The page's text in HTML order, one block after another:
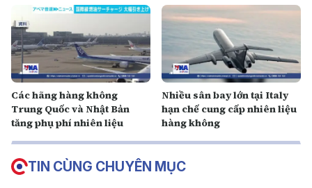
Các hãng hàng không
Trung Quốc và Nhật Bản
tăng phụ phí nhiên liệu
Nhiều sân bay lớn tại Italy
hạn chế cung cấp nhiên liệu
hàng không
TIN CÙNG CHUYÊN MỤC